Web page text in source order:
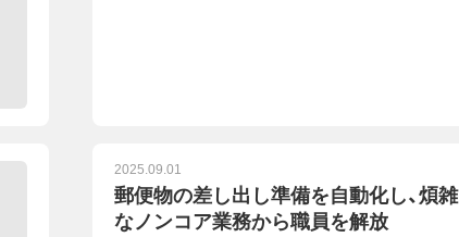
2025.09.01
郵便物の差し出し準備を自動化し、煩雑
なノンコア業務から職員を解放